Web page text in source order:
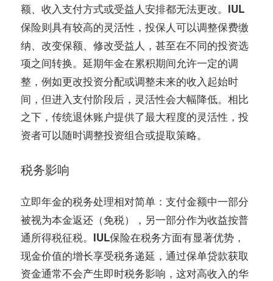
额、收入支付方式或受益人安排都无法更改。 IUL
保险则具有较高的灵活性，投保人可以调整保费缴
纳、改变保额、修改受益人，甚至在不同的投资选
项之间转换。 延期年金在累积期间允许一定的调
整，例如更改投资分配或调整未来的收入起始时
间，但进入支付阶段后，灵活性会大幅降低。相比
之下， 传统退休账户提供了最大程度的灵活性，投
资者可以随时调整投资组合或提取策略。
税务影响
立即年金的税务处理相对简单：支付金额中一部分
被视为本金返还（免税），另一部分作为收益按普
通所得税征税。 IUL保险在税务方面有显著优势，
现金价值的增长享受税务递延，通过保单贷款获取
资金通常不会产生即时税务影响，这对高收入的华